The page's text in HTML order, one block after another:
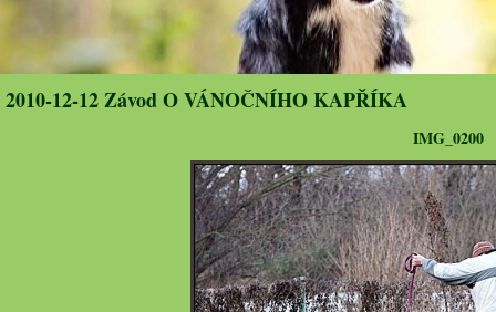
2010-12-12 Závod O VÁNOČNÍHO KAPŘÍKA
IMG_0200